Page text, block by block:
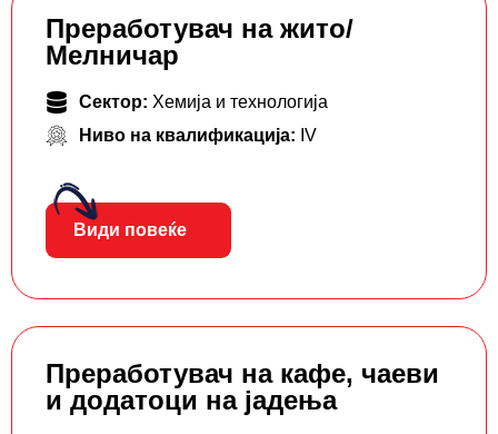
Преработувач на жито/
Мелничар
Сектор: Хемија и технологија
Ниво на квалификација: IV
Види повеќе
Преработувач на кафе, чаеви
и додатоци на јадења